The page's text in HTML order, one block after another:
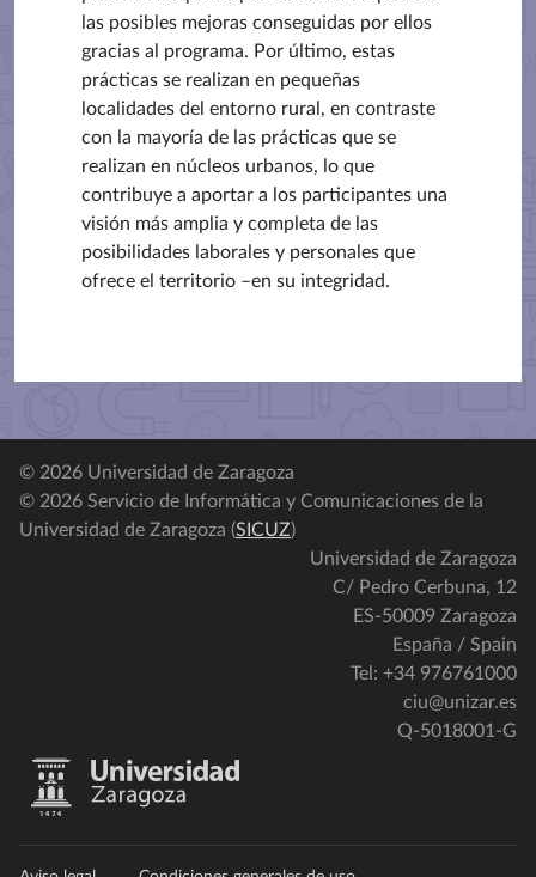
las posibles mejoras conseguidas por ellos
gracias al programa. Por último, estas
prácticas se realizan en pequeñas
localidades del entorno rural, en contraste
con la mayoría de las prácticas que se
realizan en núcleos urbanos, lo que
contribuye a aportar a los participantes una
visión más amplia y completa de las
posibilidades laborales y personales que
ofrece el territorio –en su integridad.
© 2026 Universidad de Zaragoza
© 2026 Servicio de Informática y Comunicaciones de la
Universidad de Zaragoza (SICUZ)
Universidad de Zaragoza
C/ Pedro Cerbuna, 12
ES-50009 Zaragoza
España / Spain
Tel: +34 976761000
ciu@unizar.es
Q-5018001-G